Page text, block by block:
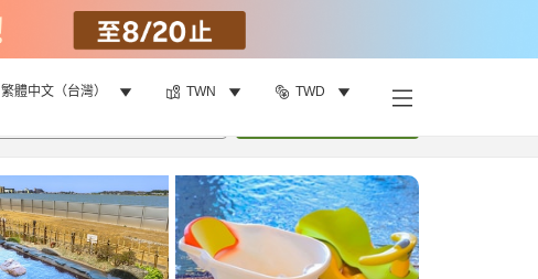
繁體中文（台灣） TWN TWD